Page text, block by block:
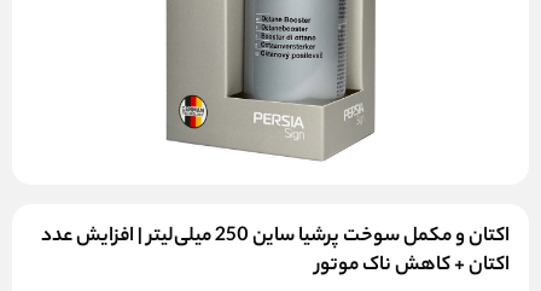
اکتان و مکمل سوخت پرشیا ساین 250 میلی‌لیتر | افزایش عدد
اکتان + کاهش ناک موتور